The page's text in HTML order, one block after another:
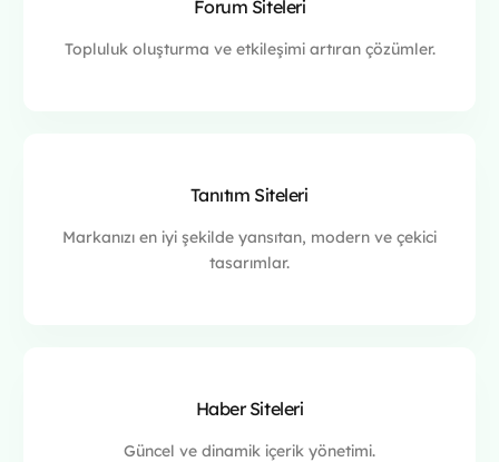
Forum Siteleri
Topluluk oluşturma ve etkileşimi artıran çözümler.
Tanıtım Siteleri
Markanızı en iyi şekilde yansıtan, modern ve çekici
tasarımlar.
Haber Siteleri
Güncel ve dinamik içerik yönetimi.